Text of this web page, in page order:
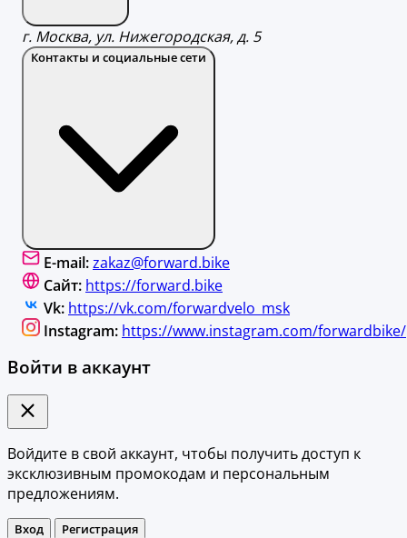
г. Москва, ул. Нижегородская, д. 5
Контакты и социальные сети
E-mail:zakaz@forward.bike
Сайт: https://forward.bike
Vk: https://vk.com/forwardvelo_msk
Instagram: https://www.instagram.com/forwardbike/
Войти в аккаунт
Войдите в свой аккаунт, чтобы получить доступ к
эксклюзивным промокодам и персональным
предложениям.
Вход Регистрация